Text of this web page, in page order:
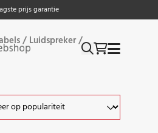
prijs garantie
17:00 besteld, morgen in huis
/ Luidspreker/